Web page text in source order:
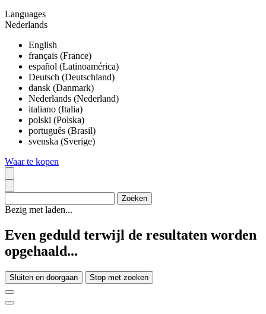
Languages
Nederlands
English
français (France)
español (Latinoamérica)
Deutsch (Deutschland)
dansk (Danmark)
Nederlands (Nederland)
italiano (Italia)
polski (Polska)
português (Brasil)
svenska (Sverige)
Waar te kopen
Bezig met laden...
Even geduld terwijl de resultaten worden
opgehaald...
Sluiten en doorgaan Stop met zoeken